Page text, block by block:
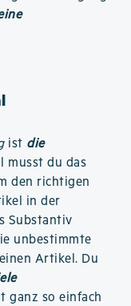
ist die
musst du das
den richtigen
in der
Substantiv
unbestimmte
Artikel. Du
ganz so einfach